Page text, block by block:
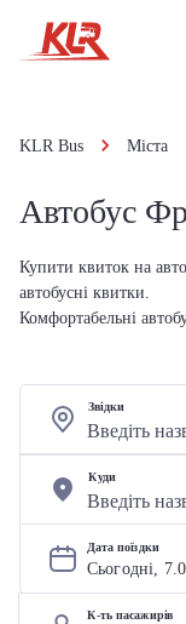
KLR Bus Міста
Автобус
Купити квиток на
автобусні квитки.
Комфортабельні
Звідки
Куди
Дата поїздки
Сьогодні, 7.
К-ть пасажирів